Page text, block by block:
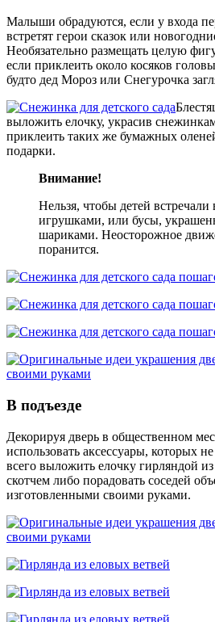
Малыши обрадуются, если у входа
встретят герои сказок или
Необязательно размещать целую
если приклеить около косяков
будто дед Мороз или Снегурочка
выложить елочку, украсив
приклеить таких же бумажных
подарки.
Внимание!
Нельзя, чтобы детей встречали
игрушками, или бусы,
шариками. Неосторожное
поранится.
В подъезде
Декорируя дверь в общественном
использовать аксессуары, которых
всего выложить елочку гирляндой
скотчем либо порадовать соседей
изготовленными своими руками.